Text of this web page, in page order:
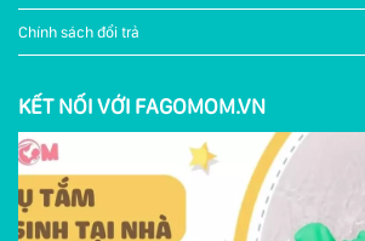
Chính sách đổi trả
KẾT NỐI VỚI FAGOMOM.VN